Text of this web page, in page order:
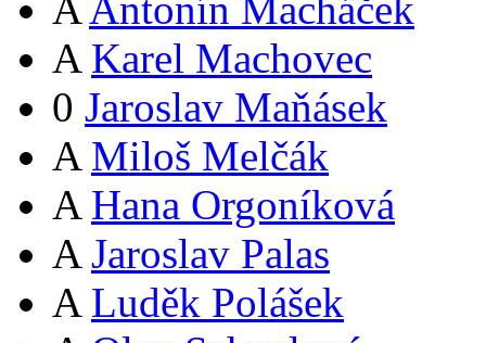
A Antonín Macháček
A Karel Machovec
0 Jaroslav Maňásek
A Miloš Melčák
A Hana Orgoníková
A Jaroslav Palas
A Luděk Polášek